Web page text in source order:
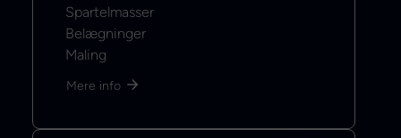
Spartelmasser
Belægninger
Maling
Mere info